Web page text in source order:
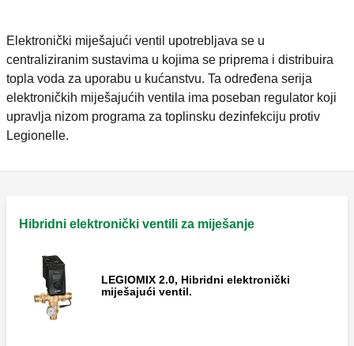
Elektronički miješajući ventil upotrebljava se u
centraliziranim sustavima u kojima se priprema i distribuira
topla voda za uporabu u kućanstvu. Ta određena serija
elektroničkih miješajućih ventila ima poseban regulator koji
upravlja nizom programa za toplinsku dezinfekciju protiv
Legionelle.
Hibridni elektronički ventili za miješanje
LEGIOMIX 2.0, Hibridni elektronički
miješajući ventil.